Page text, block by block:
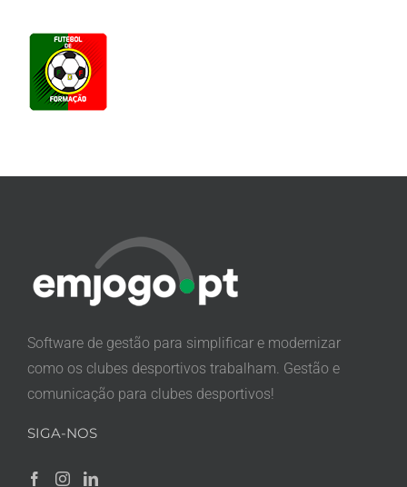
Software de gestão para simplificar e modernizar
como os clubes desportivos trabalham. Gestão e
comunicação para clubes desportivos!
SIGA-NOS